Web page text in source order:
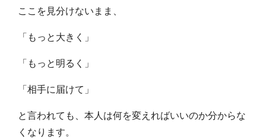
ここを見分けないまま、
「もっと大きく」
「もっと明るく」
「相手に届けて」
と言われても、本人は何を変えればいいのか分からな
くなります。